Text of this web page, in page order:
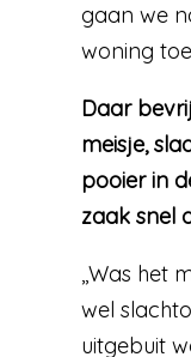
gaan we
woning
Daar
meisje,
pooier in
zaak snel
,,Was het
wel
uitgebuit